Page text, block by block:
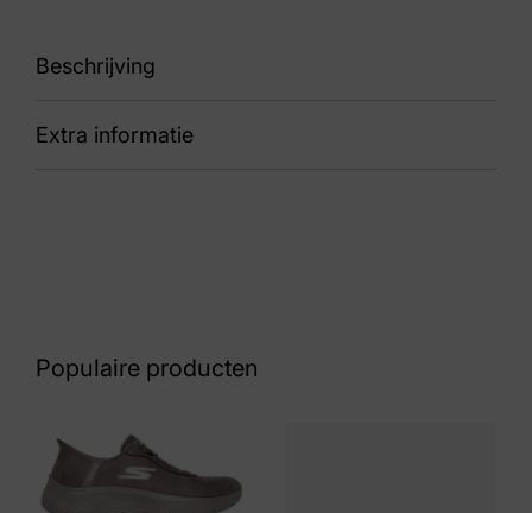
Beschrijving
k
Extra informatie
Merk
Populaire producten